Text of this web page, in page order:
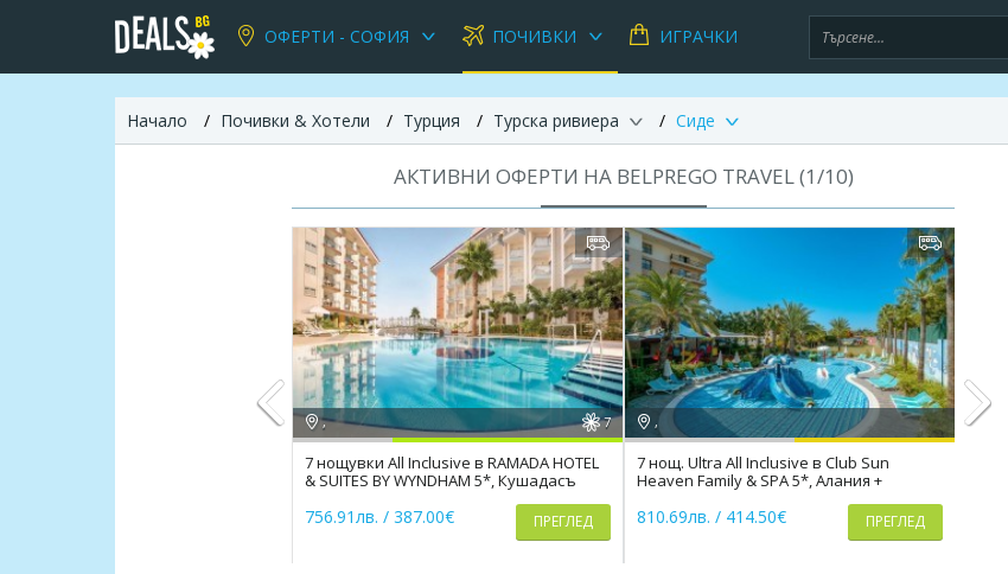
ОФЕРТИ - СОФИЯ ПОЧИВКИ ИГРАЧКИ
Начало Почивки & Хотели Турция Турска ривиера Сиде
АКТИВНИ ОФЕРТИ НА BELPREGO TRAVEL (1/10)
, 7
7 нощувки All Inclusive в RAMADA HOTEL
& SUITES BY WYNDHAM 5*, Кушадасъ
756.91лв. / 387.00€ ПРЕГЛЕД
,
7 нощ. Ultra All Inclusive в Club Sun
Heaven Family & SPA 5*, Алания +
810.69лв. / 414.50€ ПРЕГЛЕД
х-л